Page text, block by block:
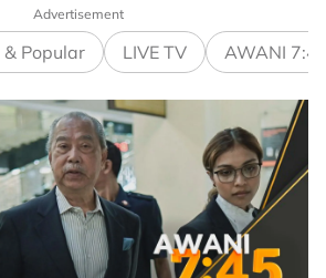
Advertisement
Popular LIVE TV AWANI